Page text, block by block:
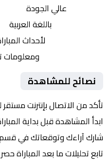
عالي الجودة
باللغة العربية
لأحداث
ومعلومات
نصائح للمشاهدة
تأكد من الاتصال بإنترنت
ابدأ المشاهدة قبل بداية المباراة بـ 10
شارك آراءك وتوقعاتك في قسم
تابع تحليلات ما بعد المباراة